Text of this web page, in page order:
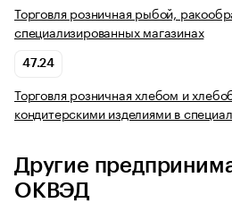
Торговля розничная рыбой,
специализированных магазинах
47.24
Торговля розничная хлебом и
кондитерскими изделиями в
Другие
ОКВЭД